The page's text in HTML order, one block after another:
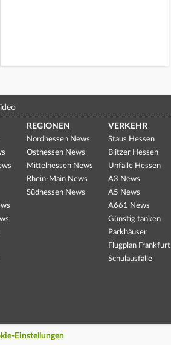
REGIONEN
Nordhessen News
Osthessen News
Mittelhessen News
Rhein-Main News
Südhessen News
VERKEHR
Staus Hessen
Blitzer Hessen
Unfälle Hessen
A3 News
A5 News
A661 News
Günstig tanken
Parkhäuser
Flugplan Frankfurt
Schulausfälle
Einstellungen